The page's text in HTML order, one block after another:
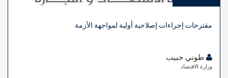
مقترحات إجراءات إصلاحية أولية لمواجهة الأزمة
وزارة الاقتصاد